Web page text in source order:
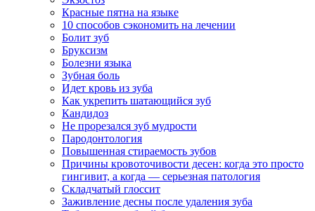
Красные пятна на языке
10 способов сэкономить на лечении
Болит зуб
Бруксизм
Болезни языка
Зубная боль
Идет кровь из зуба
Как укрепить шатающийся зуб
Кандидоз
Не прорезался зуб мудрости
Пародонтология
Повышенная стираемость зубов
Причины кровоточивости десен: когда это просто
гингивит, а когда — серьезная патология
Складчатый глоссит
Заживление десны после удаления зуба